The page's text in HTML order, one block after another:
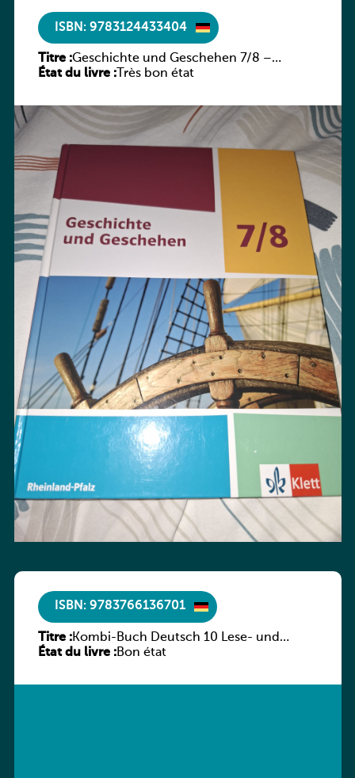
ISBN: 9783124433404
Titre :Geschichte und Geschehen 7/8 –
Rheinland-Pfalz
État du livre :Très bon état
ISBN: 9783766136701
Titre :Kombi-Buch Deutsch 10 Lese- und
Sprachbuch
État du livre :Bon état